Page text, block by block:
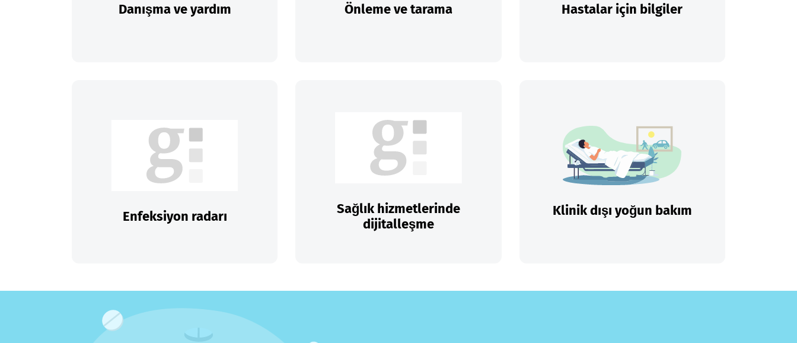
Danışma ve yardım Önleme ve tarama Hastalar için bilgiler
Enfeksiyon radarı
Sağlık hizmetlerinde
dijitalleşme
Klinik dışı yoğun bakım